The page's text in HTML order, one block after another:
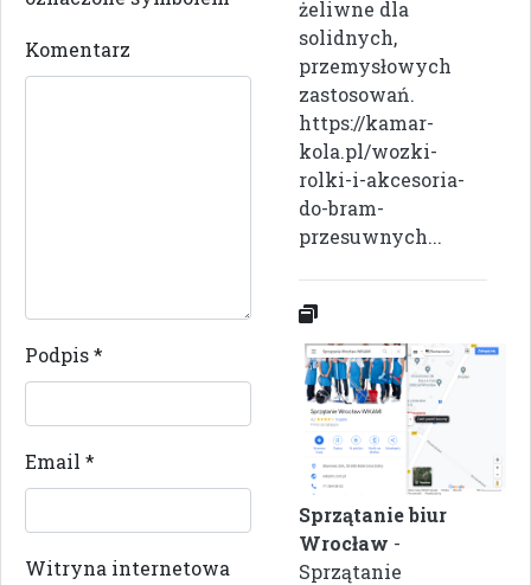
Komentarz
Podpis*
Email *
Witryna internetowa
żeliwne dla
solidnych,
przemysłowych
zastosowań.
https://kamar-
kola.pl/wozki-
rolki-i-akcesoria-
do-bram-
przesuwnych...
Sprzątanie biur
Wrocław -
Sprzątanie